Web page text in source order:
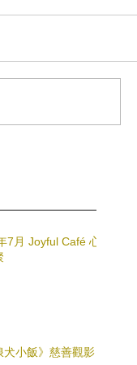
7月 Joyful Café 心
犬小飯》慈善觀影